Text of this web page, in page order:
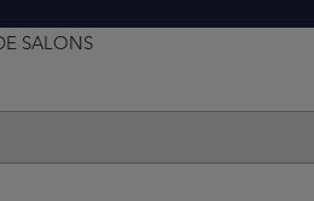
SALONS